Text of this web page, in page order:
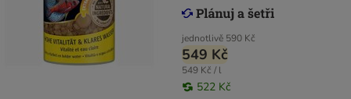
jednotlivě 590 Kč
549 Kč
549 Kč / l
522 Kč